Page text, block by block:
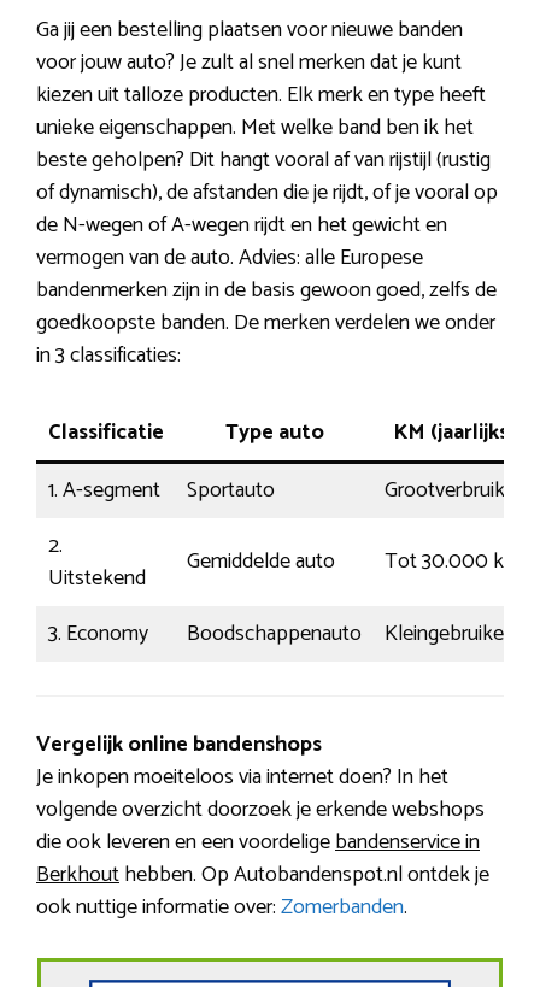
Ga jij een bestelling plaatsen voor nieuwe banden
voor jouw auto? Je zult al snel merken dat je kunt
kiezen uit talloze producten. Elk merk en type heeft
unieke eigenschappen. Met welke band ben ik het
beste geholpen? Dit hangt vooral af van rijstijl (rustig
of dynamisch), de afstanden die je rijdt, of je vooral op
de N-wegen of A-wegen rijdt en het gewicht en
vermogen van de auto. Advies: alle Europese
bandenmerken zijn in de basis gewoon goed, zelfs de
goedkoopste banden. De merken verdelen we onder
in 3 classificaties:
Classificatie Type auto
KM (jaarlijks)
1. A-segment
Sportauto
Grootverbruiker
2.
Uitstekend
Gemiddelde auto
Tot 30.000 km
3. Economy
Boodschappenauto Kleingebruiker
Vergelijk online bandenshops
Je inkopen moeiteloos via internet doen? In het
volgende overzicht doorzoek je erkende webshops
die ook leveren en een voordeligebandenservice in
Berkhouthebben. Op Autobandenspot.nl ontdek je
ook nuttige informatie over:Zomerbanden.